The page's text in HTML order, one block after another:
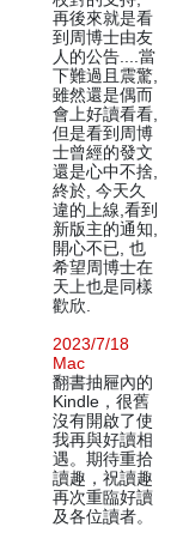
再後來就是看
到周博士由友
人的公告....當
下難過且震驚,
雖然還是偶而
會上好讀看看,
但是看到周博
士曾經的發文
還是心中不捨,
終於, 今天久
違的上線,看到
新版主的通知,
開心不已, 也
希望周博士在
天上也是同樣
歡欣.
2023/7/18
Mac
翻書抽屜內的
Kindle，很舊
沒有開啟了使
我再與好讀相
遇。期待重拾
讀趣，祝讀趣
再次重臨好讀
及各位讀者。